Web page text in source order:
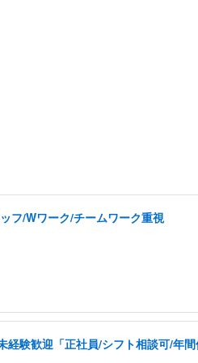
フ/Wワーク/チームワーク重視
経験歓迎「正社員/シフト相談可/年